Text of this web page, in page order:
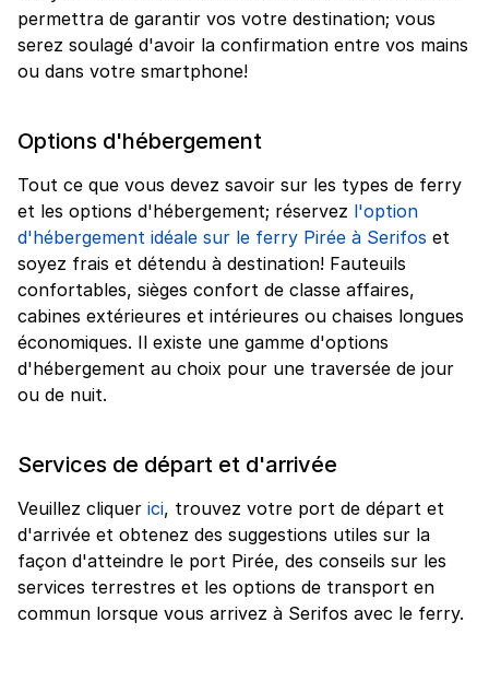
permettra de garantir vos votre destination; vous
serez soulagé d'avoir la confirmation entre vos mains
ou dans votre smartphone!
Options d'hébergement
Tout ce que vous devez savoir sur les types de ferry
et les options d'hébergement; réservez l'option
d'hébergement idéale sur le ferry Pirée à Serifos et
soyez frais et détendu à destination! Fauteuils
confortables, sièges confort de classe affaires,
cabines extérieures et intérieures ou chaises longues
économiques. Il existe une gamme d'options
d'hébergement au choix pour une traversée de jour
ou de nuit.
Services de départ et d'arrivée
Veuillez cliquer ici, trouvez votre port de départ et
d'arrivée et obtenez des suggestions utiles sur la
façon d'atteindre le port Pirée, des conseils sur les
services terrestres et les options de transport en
commun lorsque vous arrivez à Serifos avec le ferry.